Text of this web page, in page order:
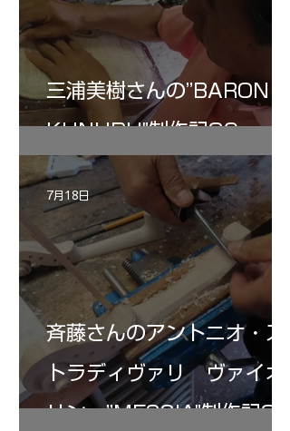
三浦美樹さんの”BARON・
KUNUPU"制作記30
斉藤さんのアントニオ・ス
トラディヴァリ ヴァイオ
リン ”MESSIA"制作記32
7月18日